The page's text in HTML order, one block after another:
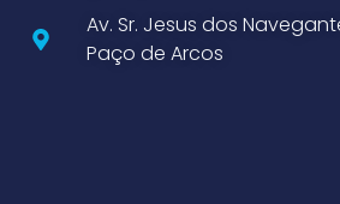
Av. Sr. Jesus dos
Paço de Arcos